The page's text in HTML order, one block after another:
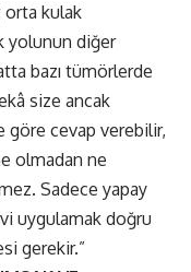
orta kulak
yolunun diğer
bazı tümörlerde
size ancak
göre cevap verebilir,
olmadan ne
Sadece yapay
uygulamak doğru
gerekir.”